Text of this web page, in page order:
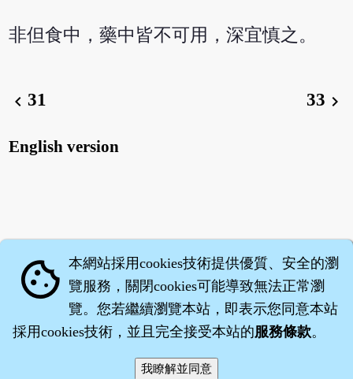
非但食中，藥中皆不可用，深宜慎之。
chevron_left31 33 chevron_right
English version
‧沈藥子©2008～2026
cookie 本網站採用cookies技術提供優質、安全的瀏
覽服務，關閉cookies可能導致無法正常瀏
覽。您若繼續瀏覽本站，即表示您同意本站
採用cookies技術，並且完全接受本站的服務條款。